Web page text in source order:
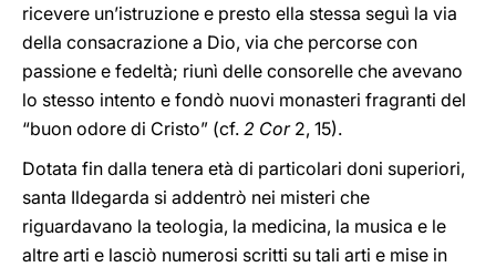
ricevere un’istruzione e presto ella stessa seguì la via
della consacrazione a Dio, via che percorse con
passione e fedeltà; riunì delle consorelle che avevano
lo stesso intento e fondò nuovi monasteri fragranti del
“buon odore di Cristo” (cf. 2 Cor2, 15).
Dotata fin dalla tenera età di particolari doni superiori,
santa Ildegarda si addentrò nei misteri che
riguardavano la teologia, la medicina, la musica e le
altre arti e lasciò numerosi scritti su tali arti e mise in